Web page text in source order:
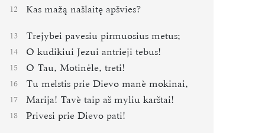
12 Kas mažą našlaitę apšvies?
13 Trejybei pavesiu pirmuosius metus;
14 O kudikiui Jezui antrieji tebus!
15 O Tau, Motinėle, treti!
16 Tu melstis prie Dievo manè mokinai,
17 Marija! Tavè taip aš myliu karštai!
18 Privesi prie Dievo pati!